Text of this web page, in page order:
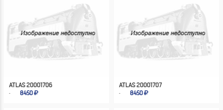
ATLAS 20001706
8450
ATLAS 20001707
8450